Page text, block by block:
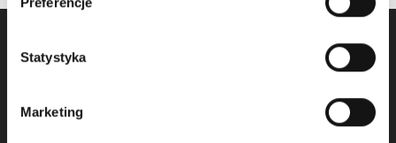
Statystyka
Marketing